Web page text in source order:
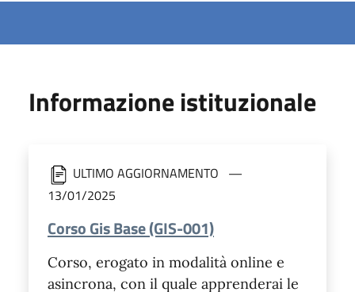
Informazione istituzionale
ULTIMO AGGIORNAMENTO
13/01/2025
Corso Gis Base (GIS-001)
Corso, erogato in modalità online e
asincrona, con il quale apprenderai le